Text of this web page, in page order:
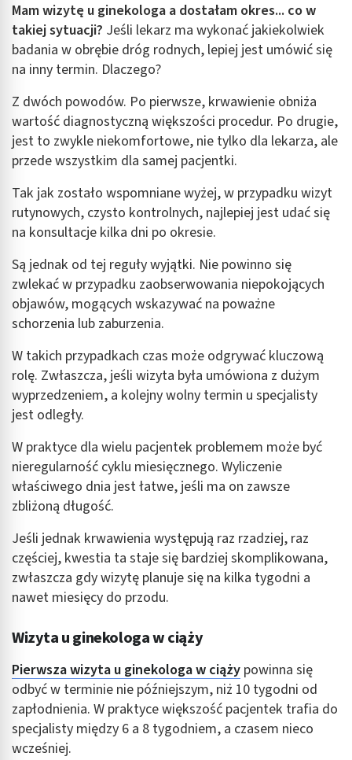
Mam wizytę u ginekologa a dostałam okres... co w
takiej sytuacji? Jeśli lekarz ma wykonać jakiekolwiek
badania w obrębie dróg rodnych, lepiej jest umówić się
na inny termin. Dlaczego?
Z dwóch powodów. Po pierwsze, krwawienie obniża
wartość diagnostyczną większości procedur. Po drugie,
jest to zwykle niekomfortowe, nie tylko dla lekarza, ale
przede wszystkim dla samej pacjentki.
Tak jak zostało wspomniane wyżej, w przypadku wizyt
rutynowych, czysto kontrolnych, najlepiej jest udać się
na konsultacje kilka dni po okresie.
Są jednak od tej reguły wyjątki. Nie powinno się
zwlekać w przypadku zaobserwowania niepokojących
objawów, mogących wskazywać na poważne
schorzenia lub zaburzenia.
W takich przypadkach czas może odgrywać kluczową
rolę. Zwłaszcza, jeśli wizyta była umówiona z dużym
wyprzedzeniem, a kolejny wolny termin u specjalisty
jest odległy.
W praktyce dla wielu pacjentek problemem może być
nieregularność cyklu miesięcznego. Wyliczenie
właściwego dnia jest łatwe, jeśli ma on zawsze
zbliżoną długość.
Jeśli jednak krwawienia występują raz rzadziej, raz
częściej, kwestia ta staje się bardziej skomplikowana,
zwłaszcza gdy wizytę planuje się na kilka tygodni a
nawet miesięcy do przodu.
Wizyta u ginekologa w ciąży
Pierwsza wizyta u ginekologa w ciąży powinna się
odbyć w terminie nie późniejszym, niż 10 tygodni od
zapłodnienia. W praktyce większość pacjentek trafia do
specjalisty między 6 a 8 tygodniem, a czasem nieco
wcześniej.
Funkcje specjalne IAB:
Użycie dokładnych danych geolokalizacyjnych
Identyfikowanie urządzeń na podstawie
aktywnie żądanych informacji
Cele przetwarzania inne niż IAB:
Niezbędne
Reklama / śledzenie